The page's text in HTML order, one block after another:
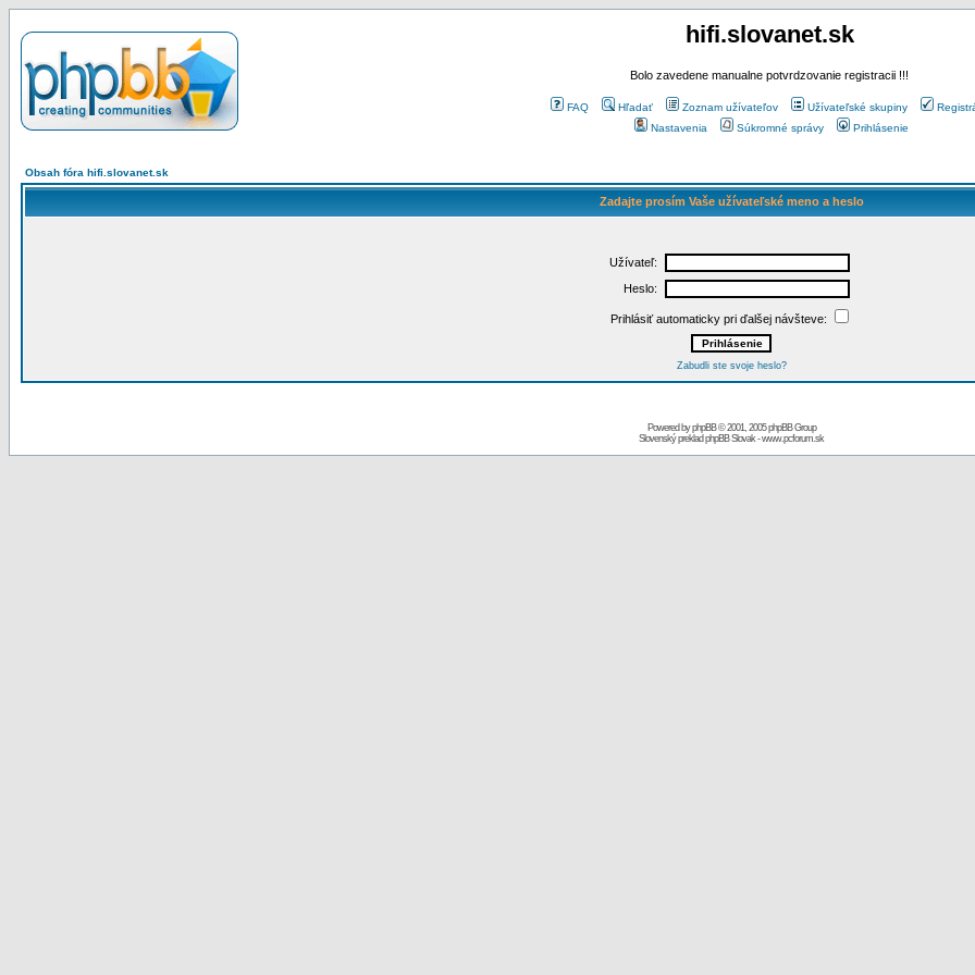
hifi.slovanet.sk
Bolo zavedene manualne potvrdzovanie registracii !!!
FAQ Hľadať Zoznam užívateľov Užívateľské skupiny
Nastavenia
Súkromné správy Prihlásenie
Obsah fóra hifi.slovanet.sk
Zadajte prosím Vaše užívateľské meno a heslo
Užívateľ:
Heslo:
Prihlásiť automaticky pri ďalšej návšteve:
Zabudli ste svoje heslo?
Powered byphpBB© 2001, 2005 phpBB Group
Slovenský preklad phpBB Slovak-www.pcforum.sk